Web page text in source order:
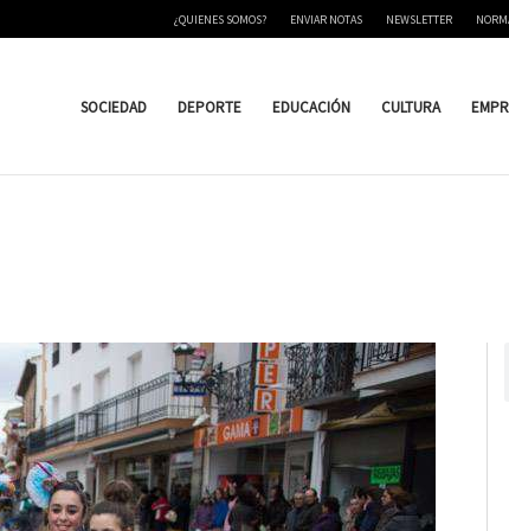
¿QUIENES SOMOS? ENVIAR NOTAS NEWSLETTER
SOCIEDAD DEPORTE EDUCACIÓN CULTURA